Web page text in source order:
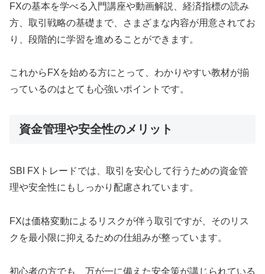
FXの基本を学べる入門講座や動画解説、経済指標の読み
方、取引戦略の基礎まで、さまざまな内容が用意されてお
り、段階的に学習を進めることができます。
これからFXを始める方にとって、わかりやすい教材が揃
っているのはとても心強いポイントです。
資金管理や安全性のメリット
SBI FXトレードでは、取引を安心して行うための資金管
理や安全性にもしっかり配慮されています。
FXは価格変動によるリスクが伴う取引ですが、そのリス
クを最小限に抑えるための仕組みが整っています。
初心者の方でも、万が一に備えた安全策が講じられている